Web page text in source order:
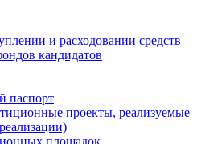
и расходовании средств
кандидатов
паспорт
проекты, реализуемые
площадок